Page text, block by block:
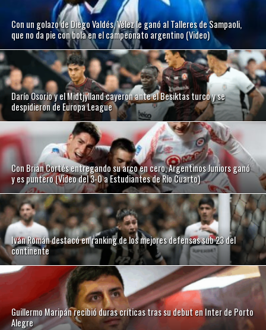
Con un golazo de Diego Valdés, Vélez le ganó al Talleres de Sampaoli,
que no da pie con bola en el campeonato argentino (Video)
Darío Osorio y el Midtjylland cayeron ante el Besiktas turco y se
despidieron de Europa League
Con Brian Cortés entregando su arco en cero, Argentinos Juniors ganó
y es puntero (Video del 3-0 a Estudiantes de Río Cuarto)
Iván Román destacó en ranking de los mejores defensas sub 23 del
continente
Guillermo Maripán recibió duras críticas tras su debut en Inter de Porto
Alegre